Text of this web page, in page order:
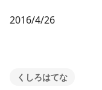
2016/4/26
くしろはてな